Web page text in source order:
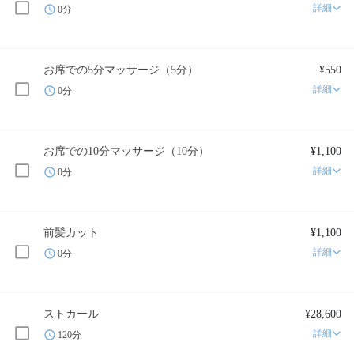
0分 詳細
お席での5分マッサージ（5分） ¥550
0分 詳細
お席での10分マッサージ（10分） ¥1,100
0分 詳細
前髪カット ¥1,100
0分 詳細
ストカール ¥28,600
120分 詳細